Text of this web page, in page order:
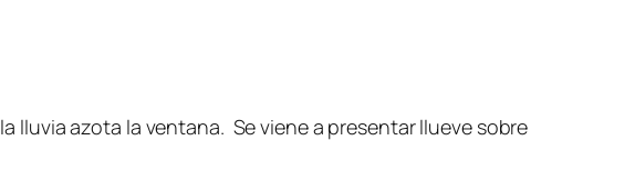
lluvia azota la ventana. Se viene a presentar llueve sobre